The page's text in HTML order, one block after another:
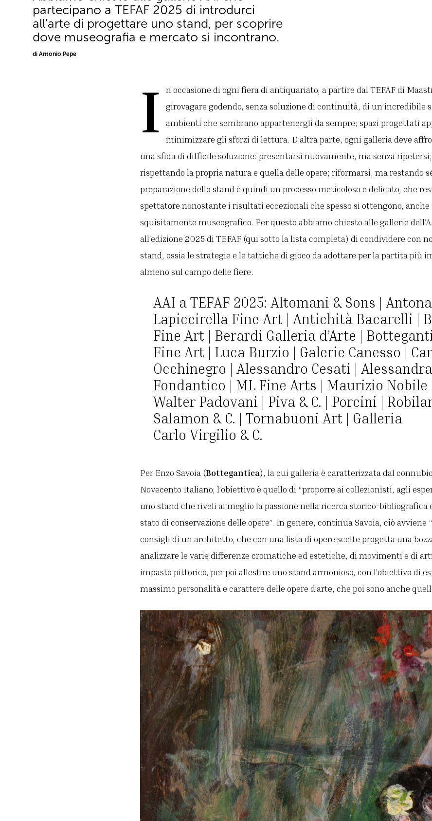
partecipano a TEFAF 2025 di introdurci
all'arte di progettare uno stand, per scoprire
dove museografia e mercato si incontrano.
di Antonio Pepe
I
n occasione di ogni fiera di antiquariato, a partire dal TEFAF di
girovagare godendo, senza soluzione di continuità, di un’incredibile
ambienti che sembrano appartenergli da sempre; spazi progettati
minimizzare gli sforzi di lettura. D’altra parte, ogni galleria deve
una sfida di difficile soluzione: presentarsi nuovamente, ma senza
rispettando la propria natura e quella delle opere; riformarsi, ma restando
preparazione dello stand è quindi un processo meticoloso e delicato, che
spettatore nonostante i risultati eccezionali che spesso si ottengono, anche
squisitamente museografico. Per questo abbiamo chiesto alle gallerie
all’edizione 2025 di TEFAF (qui sotto la lista completa) di condividere con
stand, ossia le strategie e le tattiche di gioco da adottare per la partita più
almeno sul campo delle fiere.
AAI a TEFAF 2025: Altomani & Sons |
Lapiccirella Fine Art | Antichità Bacarelli |
Fine Art | Berardi Galleria d’Arte |
Fine Art | Luca Burzio | Galerie Canesso |
Occhinegro | Alessandro Cesati |
Fondantico | ML Fine Arts | Maurizio Nobile
Walter Padovani | Piva & C. | Porcini |
Salamon & C. | Tornabuoni Art | Galleria
Carlo Virgilio & C.
Per Enzo Savoia (Bottegantica), la cui galleria è caratterizzata dal
Novecento Italiano, l’obiettivo è quello di “proporre ai collezionisti, agli
uno stand che riveli al meglio la passione nella ricerca storico-bibliografica
stato di conservazione delle opere”. In genere, continua Savoia, ciò avviene
consigli di un architetto, che con una lista di opere scelte progetta una
analizzare le varie differenze cromatiche ed estetiche, di movimenti e di
impasto pittorico, per poi allestire uno stand armonioso, con l’obiettivo di
massimo personalità e carattere delle opere d’arte, che poi sono anche